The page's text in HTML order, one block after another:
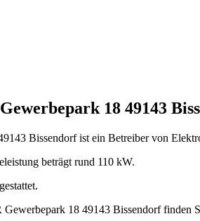
18 49143
Bissendorf ist ein Betreiber von
beträgt rund 110 kW.
18 49143 Bissendorf finden